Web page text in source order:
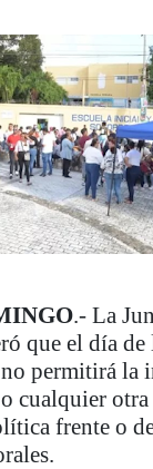
.- La
que el día de
permitirá la
o cualquier
frente o